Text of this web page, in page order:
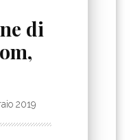
di
2019